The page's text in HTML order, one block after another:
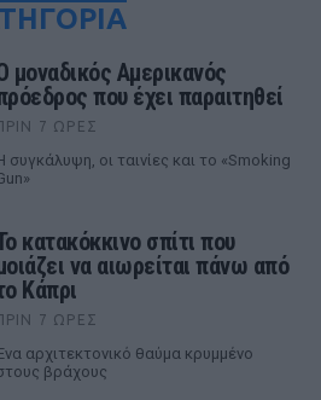
μοναδικός Αμερικανός
που έχει παραιτηθεί
7 ΏΡΕΣ
συγκάλυψη, οι ταινίες και το «Smoking
κατακόκκινο σπίτι που
να αιωρείται πάνω από
Κάπρι
7 ΏΡΕΣ
αρχιτεκτονικό θαύμα κρυμμένο
βράχους